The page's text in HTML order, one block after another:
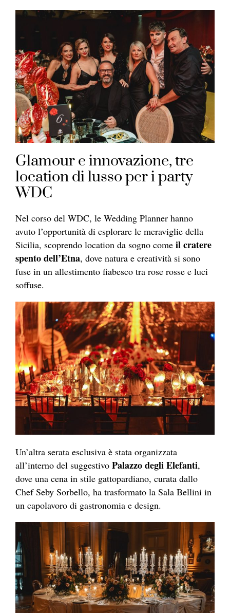
Glamour e innovazione, tre
location di lusso per i party
WDC
Nel corso del WDC, le Wedding Planner hanno
avuto l’opportunità di esplorare le meraviglie della
Sicilia, scoprendo location da sogno come il cratere
spento dell’Etna, dove natura e creatività si sono
fuse in un allestimento fiabesco tra rose rosse e luci
soffuse.
Un’altra serata esclusiva è stata organizzata
all’interno del suggestivo Palazzo degli Elefanti,
dove una cena in stile gattopardiano, curata dallo
Chef Seby Sorbello, ha trasformato la Sala Bellini in
un capolavoro di gastronomia e design.